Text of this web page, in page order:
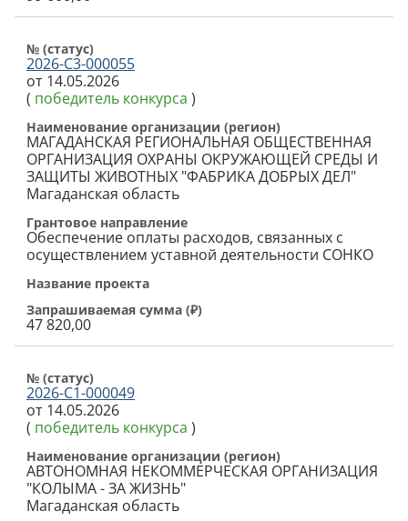
№ (cтатус)
2026-С3-000055
от 14.05.2026
( победитель конкурса )
Наименование организации (регион)
МАГАДАНСКАЯ РЕГИОНАЛЬНАЯ ОБЩЕСТВЕННАЯ
ОРГАНИЗАЦИЯ ОХРАНЫ ОКРУЖАЮЩЕЙ СРЕДЫ И
ЗАЩИТЫ ЖИВОТНЫХ "ФАБРИКА ДОБРЫХ ДЕЛ"
Магаданская область
Грантовое направление
Обеспечение оплаты расходов, связанных с
осуществлением уставной деятельности СОНКО
Название проекта
Запрашиваемая сумма (₽)
47 820,00
№ (cтатус)
2026-С1-000049
от 14.05.2026
( победитель конкурса )
Наименование организации (регион)
АВТОНОМНАЯ НЕКОММЕРЧЕСКАЯ ОРГАНИЗАЦИЯ
"КОЛЫМА - ЗА ЖИЗНЬ"
Магаданская область